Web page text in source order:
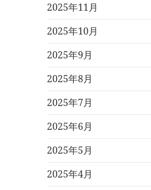
2025年11月
2025年10月
2025年9月
2025年8月
2025年7月
2025年6月
2025年5月
2025年4月